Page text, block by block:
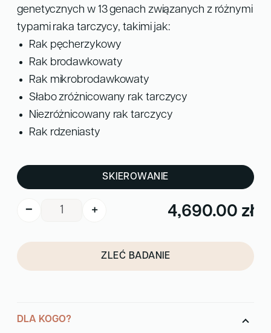
4,690.00 zł
genetycznych w 13 genach związanych z różnymi
typami raka tarczycy, takimi jak:
Rak pęcherzykowy
Rak brodawkowaty
Rak mikrobrodawkowaty
Słabo zróżnicowany rak tarczycy
Niezróżnicowany rak tarczycy
Rak rdzeniasty
SKIEROWANIE
− +
ZLEĆ BADANIE
l
t
aDLA KOGO?